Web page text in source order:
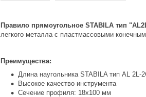
Правило прямоугольное STABILA тип
легкого металла с пластмассовыми
Преимущества:
Длина наугольника STABILA тип AL 2L-
Высокое качество инструмента
Сечение профиля: 18х100 мм